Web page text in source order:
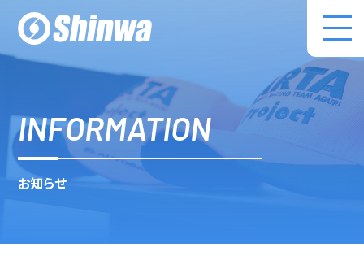
株式会社伸和 コ
INFORMATION
お知らせ